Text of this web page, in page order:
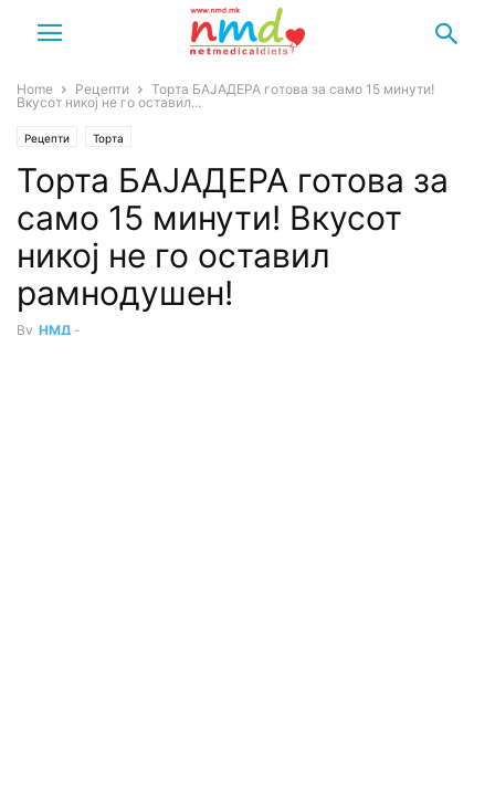
Home Рецепти
Торта БАЈАДЕРА готова за само 15 минути!
Вкусот никој не го оставил...
Рецепти Торта
Торта БАЈАДЕРА готова за
само 15 минути! Вкусот
никој не го оставил
рамнодушен!
By НМД -